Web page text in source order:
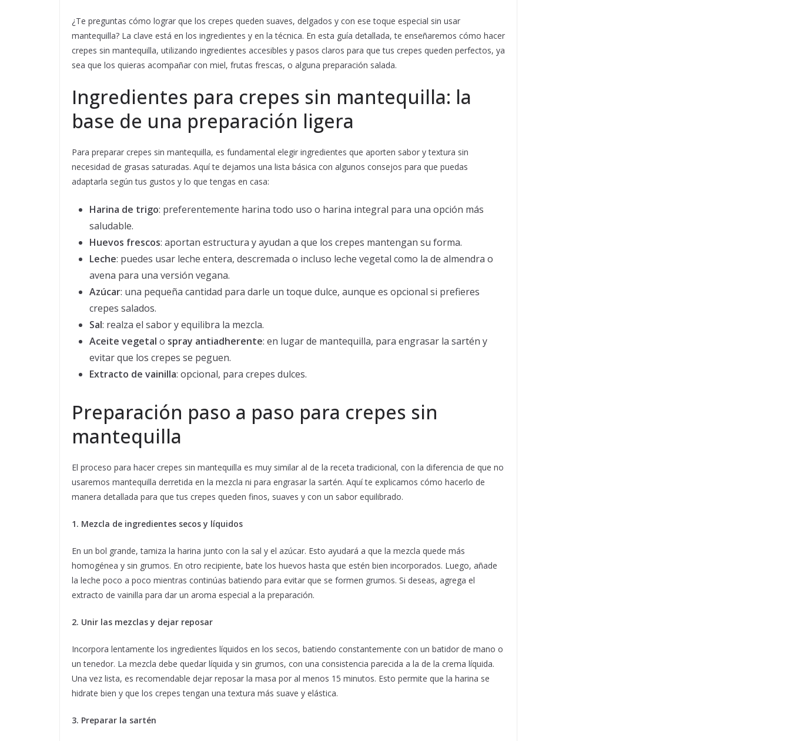
¿Te preguntas cómo lograr que los crepes queden suaves, delgados y con ese toque especial sin usar
mantequilla? La clave está en los ingredientes y en la técnica. En esta guía detallada, te enseñaremos cómo hacer
crepes sin mantequilla, utilizando ingredientes accesibles y pasos claros para que tus crepes queden perfectos, ya
sea que los quieras acompañar con miel, frutas frescas, o alguna preparación salada.
Ingredientes para crepes sin mantequilla: la
base de una preparación ligera
Para preparar crepes sin mantequilla, es fundamental elegir ingredientes que aporten sabor y textura sin
necesidad de grasas saturadas. Aquí te dejamos una lista básica con algunos consejos para que puedas
adaptarla según tus gustos y lo que tengas en casa:
Harina de trigo: preferentemente harina todo uso o harina integral para una opción más
saludable.
Huevos frescos: aportan estructura y ayudan a que los crepes mantengan su forma.
Leche: puedes usar leche entera, descremada o incluso leche vegetal como la de almendra o
avena para una versión vegana.
Azúcar: una pequeña cantidad para darle un toque dulce, aunque es opcional si prefieres
crepes salados.
Sal: realza el sabor y equilibra la mezcla.
Aceite vegetal o spray antiadherente: en lugar de mantequilla, para engrasar la sartén y
evitar que los crepes se peguen.
Extracto de vainilla: opcional, para crepes dulces.
Preparación paso a paso para crepes sin
mantequilla
El proceso para hacer crepes sin mantequilla es muy similar al de la receta tradicional, con la diferencia de que no
usaremos mantequilla derretida en la mezcla ni para engrasar la sartén. Aquí te explicamos cómo hacerlo de
manera detallada para que tus crepes queden finos, suaves y con un sabor equilibrado.
1. Mezcla de ingredientes secos y líquidos
En un bol grande, tamiza la harina junto con la sal y el azúcar. Esto ayudará a que la mezcla quede más
homogénea y sin grumos. En otro recipiente, bate los huevos hasta que estén bien incorporados. Luego, añade
la leche poco a poco mientras continúas batiendo para evitar que se formen grumos. Si deseas, agrega el
extracto de vainilla para dar un aroma especial a la preparación.
2. Unir las mezclas y dejar reposar
Incorpora lentamente los ingredientes líquidos en los secos, batiendo constantemente con un batidor de mano o
un tenedor. La mezcla debe quedar líquida y sin grumos, con una consistencia parecida a la de la crema líquida.
Una vez lista, es recomendable dejar reposar la masa por al menos 15 minutos. Esto permite que la harina se
hidrate bien y que los crepes tengan una textura más suave y elástica.
3. Preparar la sartén